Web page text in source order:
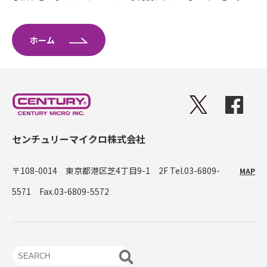
ホーム
センチュリーマイクロ株式会社
〒108-0014 東京都港区芝4丁目9-1 2F Tel.03-6809-
5571 Fax.03-6809-5572
MAP